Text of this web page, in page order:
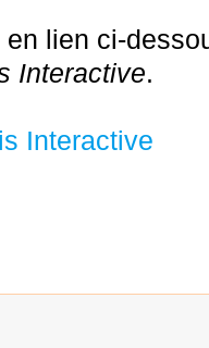
lien ci-
Interactive.
Interactive